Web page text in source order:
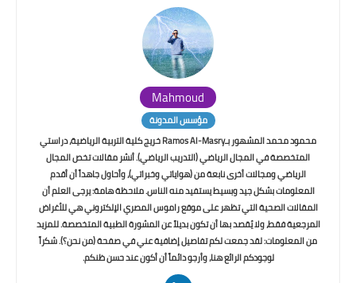
Mahmoud
مؤسس المدونة
محمود محمد المشهور بـRamos Al-Masry خريج كلية التربية الرياضية، دراستي
المتخصصة في المجال الرياضي (التدريب الرياضي). أنشر مقالات تخص المجال
الرياضي ومجالات أخرى نابعة من (هواياتي وخبراتي)، وأحاول جاهداً أن أقدم
المعلومات بشكل جيد وبسيط يستفيد منه الناس. ملاحظة هامة: يرجى العلم أن
المقالات الصحية التي تظهر على موقع راموس المصري الإلكتروني هي للأغراض
المرجعية فقط، ولا يُقصد بها أن تكون بديلاً عن المشورة الطبية المتخصصة. للمزيد
من المعلومات: لقد جمعت لكم تفاصيل إضافية عني في صفحة (من نحن؟). شكراً
لوجودكم الرائع هنا، وأرجو دائماً أن أكون عند حسن ظنكم.